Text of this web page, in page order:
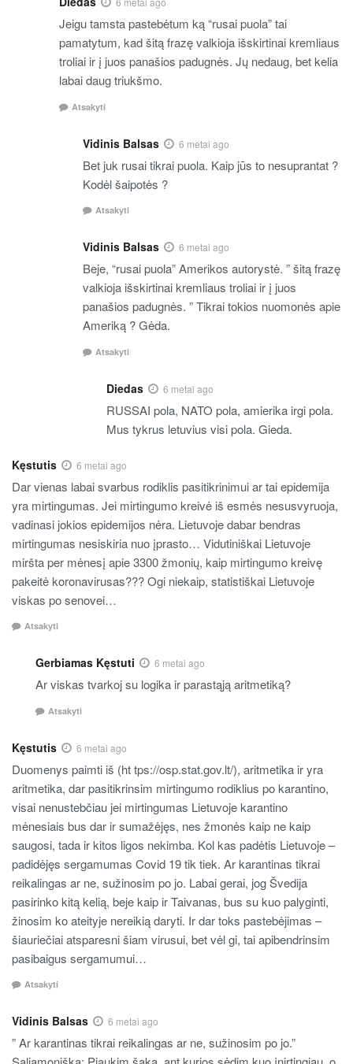
Jeigu tamsta pastebėtum ką “rusai puola” tai
pamatytum, kad šitą frazę valkioja išskirtinai kremliaus
troliai ir į juos panašios padugnės. Jų nedaug, bet kelia
labai daug triukšmo.
Atsakyti
Vidinis Balsas 6 metai ago
Bet juk rusai tikrai puola. Kaip jūs to nesuprantat ?
Kodėl šaipotės ?
Atsakyti
Vidinis Balsas 6 metai ago
Beje, “rusai puola” Amerikos autorystė. ” šitą frazę
valkioja išskirtinai kremliaus troliai ir į juos
panašios padugnės. ” Tikrai tokios nuomonės apie
Ameriką ? Gėda.
Atsakyti
Diedas 6 metai ago
RUSSAI pola, NATO pola, amierika irgi pola.
Mus tykrus letuvius visi pola. Gieda.
Kęstutis 6 metai ago
Dar vienas labai svarbus rodiklis pasitikrinimui ar tai epidemija
yra mirtingumas. Jei mirtingumo kreivė iš esmės nesusvyruoja,
vadinasi jokios epidemijos nėra. Lietuvoje dabar bendras
mirtingumas nesiskiria nuo įprasto… Vidutiniškai Lietuvoje
miršta per mėnesį apie 3300 žmonių, kaip mirtingumo kreivę
pakeitė koronavirusas??? Ogi niekaip, statistiškai Lietuvoje
viskas po senovei…
Atsakyti
Gerbiamas Kęstuti 6 metai ago
Ar viskas tvarkoj su logika ir parastąją aritmetiką?
Atsakyti
Kęstutis 6 metai ago
Duomenys paimti iš (ht tps://osp.stat.gov.lt/), aritmetika ir yra
aritmetika, dar pasitikrinsim mirtingumo rodiklius po karantino,
visai nenustebčiau jei mirtingumas Lietuvoje karantino
mėnesiais bus dar ir sumažėjęs, nes žmonės kaip ne kaip
saugosi, tada ir kitos ligos nekimba. Kol kas padėtis Lietuvoje –
padidėjęs sergamumas Covid 19 tik tiek. Ar karantinas tikrai
reikalingas ar ne, sužinosim po jo. Labai gerai, jog Švedija
pasirinko kitą kelią, beje kaip ir Taivanas, bus su kuo palyginti,
žinosim ko ateityje nereikią daryti. Ir dar toks pastebėjimas –
šiauriečiai atsparesni šiam virusui, bet vėl gi, tai apibendrinsim
pasibaigus sergamumui…
Atsakyti
Vidinis Balsas 6 metai ago
” Ar karantinas tikrai reikalingas ar ne, sužinosim po jo.”